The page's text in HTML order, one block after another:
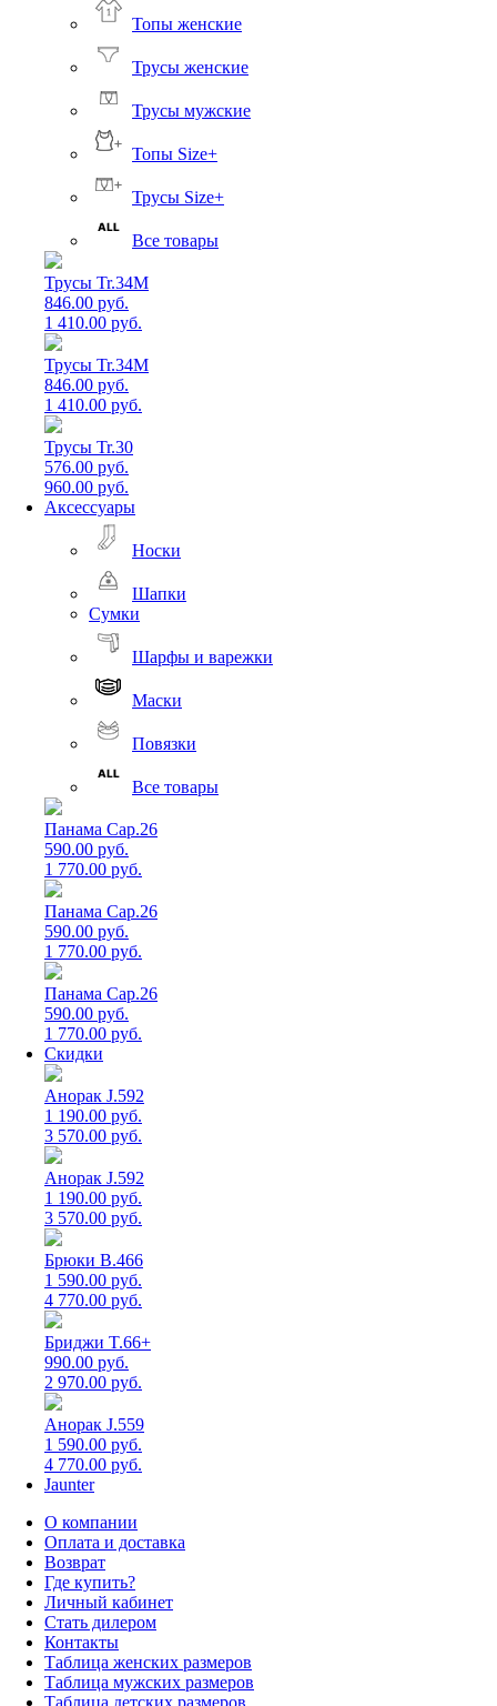
Топы женские
Трусы женские
Трусы мужские
Топы Size+
Трусы Size+
Все товары
Трусы Tr.34M
846.00 руб.
1 410.00 руб.
Трусы Tr.34M
846.00 руб.
1 410.00 руб.
Трусы Tr.30
576.00 руб.
960.00 руб.
Аксессуары
Носки
Шапки
Сумки
Шарфы и варежки
Маски
Повязки
Все товары
Панама Cap.26
590.00 руб.
1 770.00 руб.
Панама Cap.26
590.00 руб.
1 770.00 руб.
Панама Cap.26
590.00 руб.
1 770.00 руб.
Скидки
Анорак J.592
1 190.00 руб.
3 570.00 руб.
Анорак J.592
1 190.00 руб.
3 570.00 руб.
Брюки B.466
1 590.00 руб.
4 770.00 руб.
Бриджи T.66+
990.00 руб.
2 970.00 руб.
Анорак J.559
1 590.00 руб.
4 770.00 руб.
Jaunter
О компании
Оплата и доставка
Возврат
Где купить?
Личный кабинет
Стать дилером
Контакты
Таблица женских размеров
Таблица мужских размеров